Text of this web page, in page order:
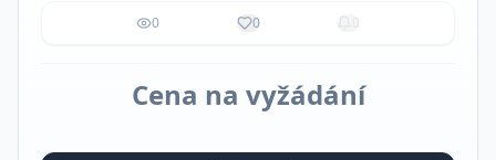
0 0 0
Cena na vyžádání